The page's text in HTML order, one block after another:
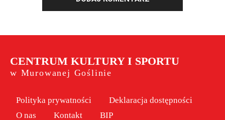
CENTRUM KULTURY I SPORTU
w Murowanej Goślinie
Polityka prywatności
Deklaracja dostępności
O nas
Kontakt BIP